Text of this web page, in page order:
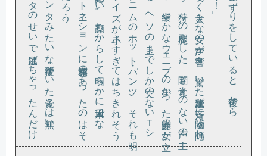
思わず舌舐めずりをしていると、背後から、
と場違
い
に明
る
く大
き
な女
の声
が響
き
、驚
い
た鼠達
が一斉
に物陰
へ隠
れ
て
し
ま
う
。狩
り
の邪魔
を
し
た
、聞
き覚
え
の
な
い声
の主
を振
り返
る
と
、緩
や
か
な
ウ
ェー
ブ
の掛
か
っ
た赤髪
の女
が立
っ
て
い
る
。
ヘ
ソ
の上
ま
で
し
か丈
の
な
い
Ｔ
シ
ャ
ツ
に
デ
ニ
ム
の
ホ
ッ
ト・
パ
ン
ツ
、
そ
れ
も明
ら
か
に
サ
イ
ズ
が小
さ
す
ぎ
て
は
ち
き
れ
そ
う
な服装
は繁華街
に相応
し
い
。顔立
ち
か
ら
し
て明
ら
か
に日本人
で
な
く
、
イ
ン
ト
ネー
シ
ョ
ン
に違和感
の
あ
っ
た
の
は
そ
の
た
め
だ
ろ
う
「い
や
、
ア
ン
タ
み
た
い
な後輩
が
い
た覚
え
は無
い
し
、
ア
ン
タ
の
せ
い
で鼠逃
げ
ち
ゃ
っ
た
ん
だ
け